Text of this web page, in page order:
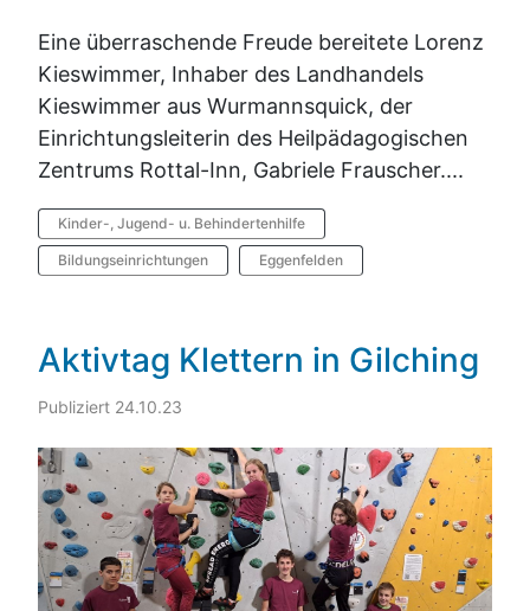
Eine überraschende Freude bereitete Lorenz
Kieswimmer, Inhaber des Landhandels
Kieswimmer aus Wurmannsquick, der
Einrichtungsleiterin des Heilpädagogischen
Zentrums Rottal-Inn, Gabriele Frauscher....
Kinder-, Jugend- u. Behindertenhilfe
Bildungseinrichtungen Eggenfelden
Aktivtag Klettern in Gilching
Publiziert 24.10.23